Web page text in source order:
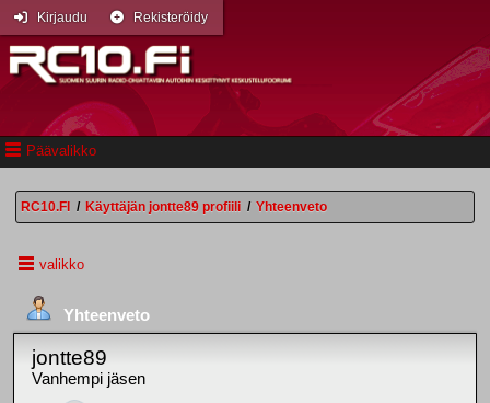
Päävalikko
Kirjaudu Rekisteröidy
RC10.FI / Käyttäjän jontte89 profiili / Yhteenveto
valikko
Yhteenveto
jontte89
Vanhempi jäsen